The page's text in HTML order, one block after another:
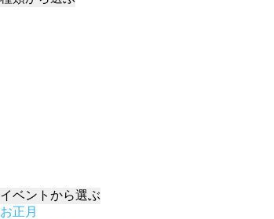
イベント から選ぶ
お正月